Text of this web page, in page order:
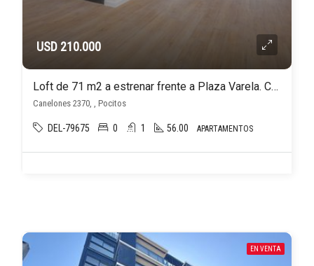
USD 210.000
Loft de 71 m2 a estrenar frente a Plaza Varela. Con cochera. Sin gastos de ocupación!
Canelones 2370, , Pocitos
DEL-79675 0 1 56.00 APARTAMENTOS
EN VENTA